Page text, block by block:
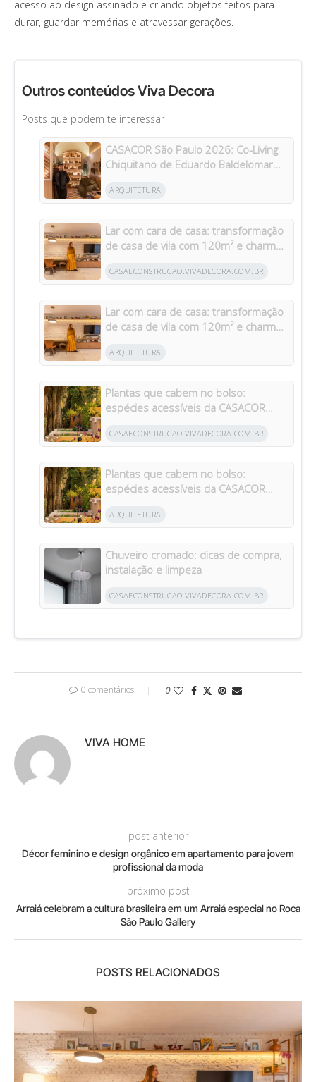
acesso ao design assinado e criando objetos feitos para
durar, guardar memórias e atravessar gerações.
Outros conteúdos Viva Decora
Posts que podem te interessar
CASACOR São Paulo 2026: Co-Living
Chiquitano de Eduardo Baldelomar
ARQUITETURA
Lar com cara de casa: transformação
de casa de vila com 120m² e charme
CASAECONSTRUCAO.VIVADECORA.COM.BR
Lar com cara de casa: transformação
de casa de vila com 120m² e charme
ARQUITETURA
Plantas que cabem no bolso:
espécies acessíveis da CASACOR
CASAECONSTRUCAO.VIVADECORA.COM.BR
Plantas que cabem no bolso:
espécies acessíveis da CASACOR
ARQUITETURA
Chuveiro cromado: dicas de compra,
instalação e limpeza
CASAECONSTRUCAO.VIVADECORA.COM.BR
0 comentários 0
VIVA HOME
post anterior
Décor feminino e design orgânico em apartamento para jovem
profissional da moda
próximo post
Arraiá celebram a cultura brasileira em um Arraiá especial no Roca
São Paulo Gallery
POSTS RELACIONADOS